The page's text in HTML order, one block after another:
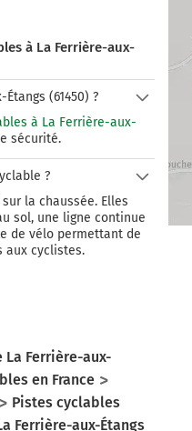
à La Ferrière-aux-
(61450) ?
à La Ferrière-aux-
sécurité.
?
la chaussée. Elles
sol, une ligne continue
de vélo permettant de
aux cyclistes.
La Ferrière-aux-
en France
Pistes cyclables
Ferrière-aux-Étangs